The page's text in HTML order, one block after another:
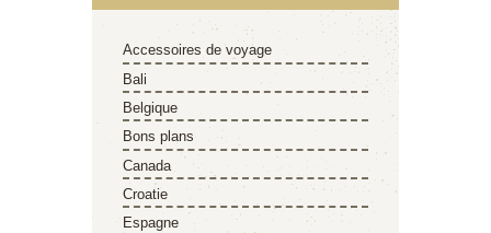
Accessoires de voyage
Bali
Belgique
Bons plans
Canada
Croatie
Espagne